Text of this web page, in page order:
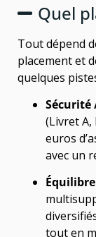
Quel
Tout dépend
placement et
quelques
(Livret A,
euros
avec un
tout en